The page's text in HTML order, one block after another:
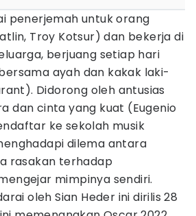
penerjemah untuk orang
Troy Kotsur) dan bekerja di
berjuang setiap hari
ayah dan kakak laki-
Didorong oleh antusias
dan cinta yang kuat (Eugenio
ke sekolah musik
dilema antara
rasakan terhadap
mimpinya sendiri.
oleh Sian Heder ini dirilis 28